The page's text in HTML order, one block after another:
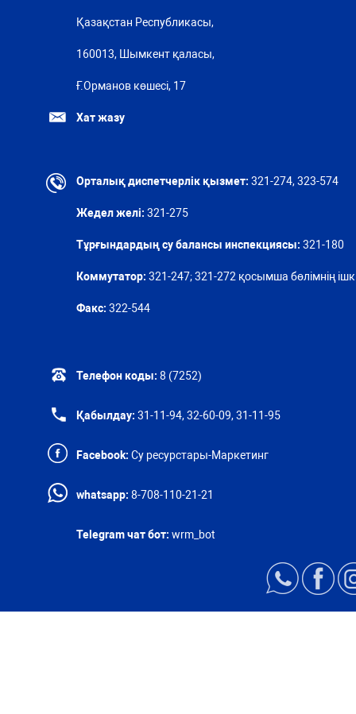
Қазақстан Республикасы,
160013, Шымкент қаласы,
Ғ.Орманов көшесі, 17
Хат жазу
Орталық диспетчерлік қызмет: 321-274, 323-574
Жедел желі: 321-275
Тұрғындардың су балансы инспекциясы: 321-180
Коммутатор: 321-247; 321-272 қосымша бөлімнің ішкі
Факс: 322-544
Телефон коды: 8 (7252)
Қабылдау: 31-11-94, 32-60-09, 31-11-95
Facebook: Су ресурстары-Маркетинг
whatsapp: 8-708-110-21-21
Telegram чат бот: wrm_bot